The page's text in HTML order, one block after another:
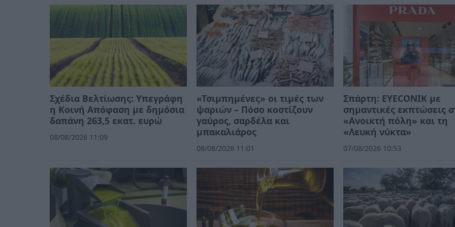
Σχέδια Βελτίωσης: Υπεγράφη
η Κοινή Απόφαση με δημόσια
δαπάνη 263,5 εκατ. ευρώ
08/08/2026 11:09
«Τσιμπημένες» οι τιμές των
ψαριών – Πόσο κοστίζουν
γαύρος, σαρδέλα και
μπακαλιάρος
08/08/2026 11:01
Σπάρτη: EYECONIK με
σημαντικές εκπτώσεις
«Ανοικτή πόλη» και τη
«Λευκή νύκτα»
07/08/2026 10:53